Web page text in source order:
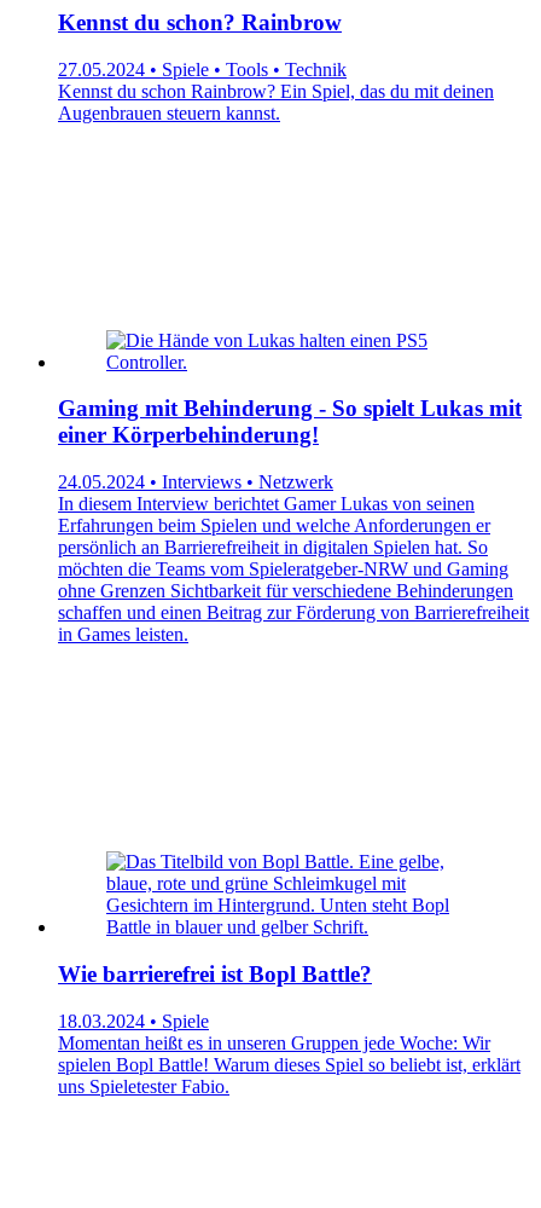
Kennst du schon? Rainbrow
27.05.2024 • Spiele • Tools • Technik
Kennst du schon Rainbrow? Ein Spiel, das du mit deinen
Augenbrauen steuern kannst.
Gaming mit Behinderung - So spielt Lukas mit
einer Körperbehinderung!
24.05.2024 • Interviews • Netzwerk
In diesem Interview berichtet Gamer Lukas von seinen
Erfahrungen beim Spielen und welche Anforderungen er
persönlich an Barrierefreiheit in digitalen Spielen hat. So
möchten die Teams vom Spieleratgeber-NRW und Gaming
ohne Grenzen Sichtbarkeit für verschiedene Behinderungen
schaffen und einen Beitrag zur Förderung von Barrierefreiheit
in Games leisten.
Wie barrierefrei ist Bopl Battle?
18.03.2024 • Spiele
Momentan heißt es in unseren Gruppen jede Woche: Wir
spielen Bopl Battle! Warum dieses Spiel so beliebt ist, erklärt
uns Spieletester Fabio.